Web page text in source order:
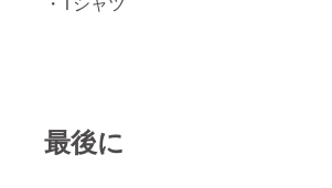
最後に